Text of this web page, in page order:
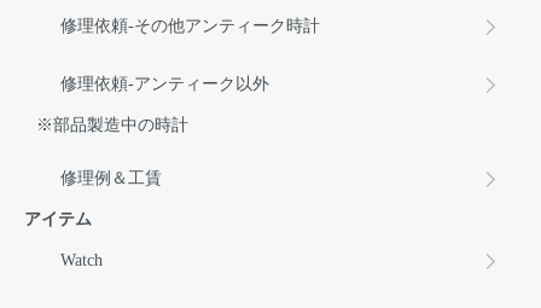
修理依頼-その他アンティーク時計
修理依頼-アンティーク以外
※部品製造中の時計
修理例＆工賃
アイテム
Watch